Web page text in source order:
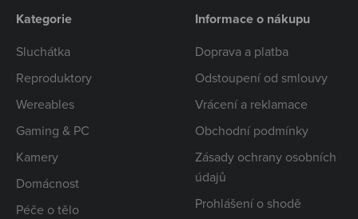
Kategorie
Sluchátka
Reproduktory
Wereables
Gaming & PC
Kamery
Domácnost
Péče o tělo
Informace o nákupu
Doprava a platba
Odstoupení od smlouvy
Vrácení a reklamace
Obchodní podmínky
Zásady ochrany osobních
údajů
Prohlášení o shodě